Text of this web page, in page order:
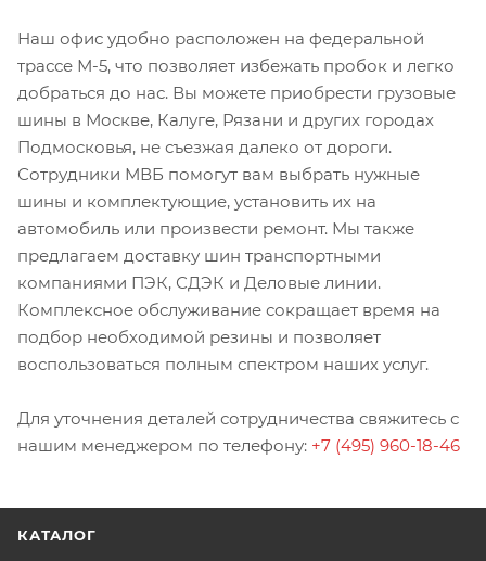
Наш офис удобно расположен на федеральной
трассе М-5, что позволяет избежать пробок и легко
добраться до нас. Вы можете приобрести грузовые
шины в Москве, Калуге, Рязани и других городах
Подмосковья, не съезжая далеко от дороги.
Сотрудники МВБ помогут вам выбрать нужные
шины и комплектующие, установить их на
автомобиль или произвести ремонт. Мы также
предлагаем доставку шин транспортными
компаниями ПЭК, СДЭК и Деловые линии.
Комплексное обслуживание сокращает время на
подбор необходимой резины и позволяет
воспользоваться полным спектром наших услуг.
Для уточнения деталей сотрудничества свяжитесь с
нашим менеджером по телефону: +7 (495) 960-18-46
КАТАЛОГ